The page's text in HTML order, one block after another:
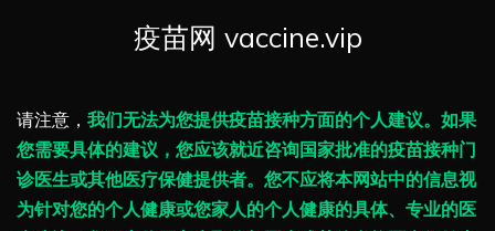
疫苗网 vaccine.vip
请注意， 我们无法为您提供疫苗接种方面的个人建议。如果
您需要具体的建议，您应该就近咨询国家批准的疫苗接种门
诊医生或其他医疗保健提供者。您不应将本网站中的信息视
为针对您的个人健康或您家人的个人健康的具体、专业的医